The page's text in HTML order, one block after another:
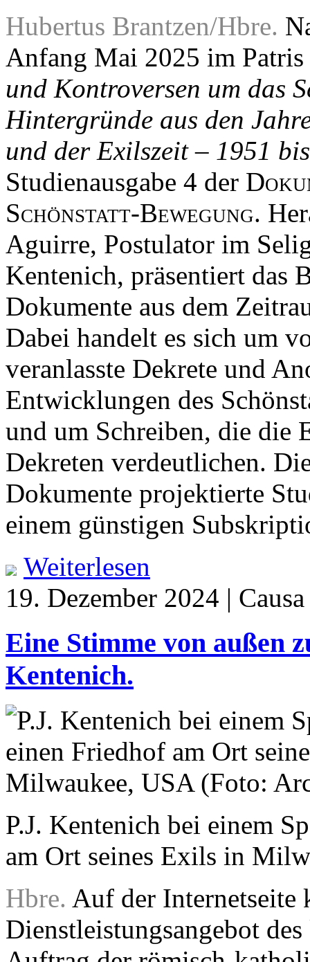
Hubertus Brantzen/Hbre.
Anfang Mai 2025 im
und Kontroversen um das
Hintergründe aus den
und der Exilszeit – 1951
Studienausgabe 4 der
Schönstatt-Bewegung.
Aguirre, Postulator im
Kentenich, präsentiert das
Dokumente aus dem
Dabei handelt es sich um
veranlasste Dekrete und
Entwicklungen des
und um Schreiben, die die
Dekreten verdeutlichen.
Dokumente projektierte
einem günstigen
Weiterlesen
19. Dezember 2024 |
Eine Stimme von außen
Kentenich.
P.J. Kentenich bei einem
am Ort seines Exils in
Hbre. Auf der Internetseite
Dienstleistungsangebot